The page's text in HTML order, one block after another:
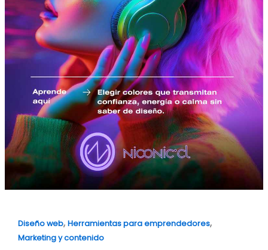
Diseño web, Herramientas para emprendedores,
Marketing y contenido